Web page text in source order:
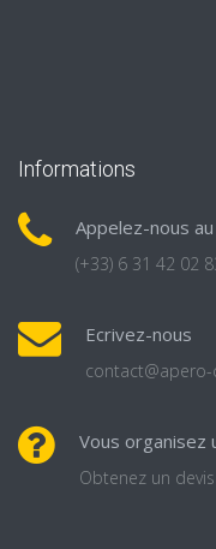
Informations
Appelez-nous au
(+33) 6 31 42 02
Ecrivez-nous
Vous organisez
Obtenez un